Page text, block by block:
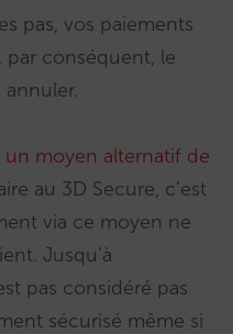
pas, vos paiements
par conséquent, le
un moyen alternatif de
au 3D Secure, c’est
via ce moyen ne
Jusqu’à
pas considéré pas
sécurisé même si